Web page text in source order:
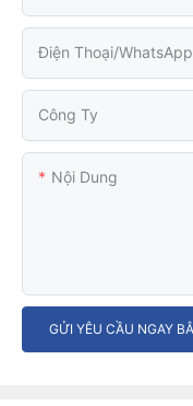
Điện Thoại/WhatsApp
Công Ty
Nội Dung
GỬI YÊU CẦU NGAY